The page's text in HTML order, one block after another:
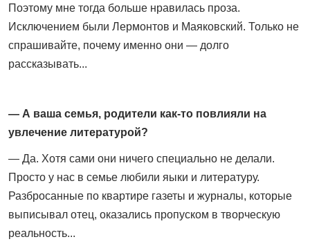
Поэтому мне тогда больше нравилась проза.
Исключением были Лермонтов и Маяковский. Только не
спрашивайте, почему именно они — долго
рассказывать...
— А ваша семья, родители как-то повлияли на
увлечение литературой?
— Да. Хотя сами они ничего специально не делали.
Просто у нас в семье любили яыки и литературу.
Разбросанные по квартире газеты и журналы, которые
выписывал отец, оказались пропуском в творческую
реальность...